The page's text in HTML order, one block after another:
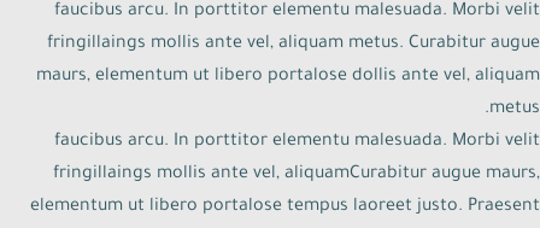
faucibus arcu. In porttitor elementu malesuada. Morbi velit
fringillaings mollis ante vel, aliquam metus. Curabitur augue
maurs, elementum ut libero portalose dollis ante vel, aliquam
metus.
faucibus arcu. In porttitor elementu malesuada. Morbi velit
fringillaings mollis ante vel, aliquamCurabitur augue maurs,
elementum ut libero portalose tempus laoreet justo. Praesent